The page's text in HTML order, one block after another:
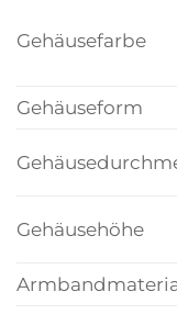
Gehäusefarbe
Gehäuseform
Gehäusehöhe